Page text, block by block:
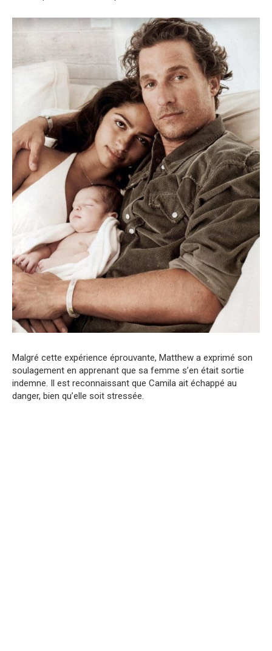
Malgré cette expérience éprouvante, Matthew a exprimé son
soulagement en apprenant que sa femme s’en était sortie
indemne. Il est reconnaissant que Camila ait échappé au
danger, bien qu’elle soit stressée.